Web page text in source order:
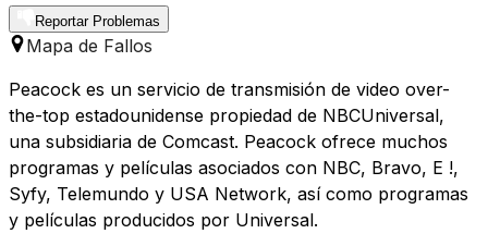
Reportar Problemas
Mapa de Fallos
Peacock es un servicio de transmisión de video over-
the-top estadounidense propiedad de NBCUniversal,
una subsidiaria de Comcast. Peacock ofrece muchos
programas y películas asociados con NBC, Bravo, E !,
Syfy, Telemundo y USA Network, así como programas
y películas producidos por Universal.